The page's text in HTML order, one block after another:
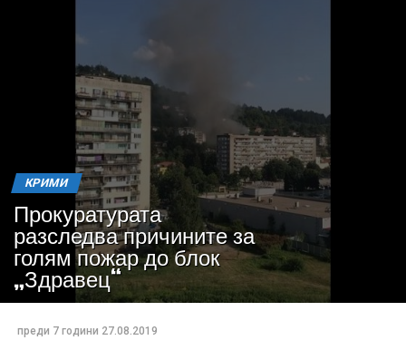
КРИМИ
Прокуратурата
разследва причините за
голям пожар до блок
„Здравец“
преди 7 години 27.08.2019